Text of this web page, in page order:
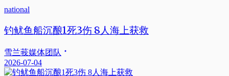
national
钓鱿鱼船沉酿1死3伤 8人海上获救
雪兰莪媒体团队
2026-07-04